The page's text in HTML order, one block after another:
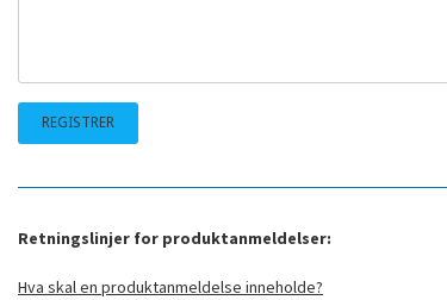
Retningslinjer for produktanmeldelser:
Hva skal en produktanmeldelse inneholde?